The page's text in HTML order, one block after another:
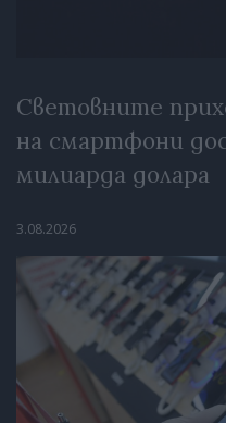
Световните
на смартфони
милиарда долара
3.08.2026